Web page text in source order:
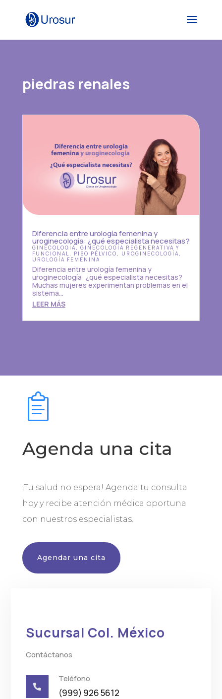
piedras renales
Diferencia entre urología femenina y
uroginecología: ¿qué especialista necesitas?
GINECOLOGÍA, GINECOLOGÍA REGENERATIVA Y
FUNCIONAL
PISO PÉLVICO UROGINECOLOGÍA
UROLOGÍA FEMENINA
Diferencia entre urología femenina y
uroginecología: ¿qué especialista necesitas?
Muchas mujeres experimentan problemas en el
sistema...
LEER MÁS
Agenda una cita
¡Tu salud no espera! Agenda tu consulta
hoy y recibe atención médica oportuna
con nuestros especialistas.
Agendar una cita
Sucursal Col. México
Contáctanos

Teléfono
(999) 926 5612